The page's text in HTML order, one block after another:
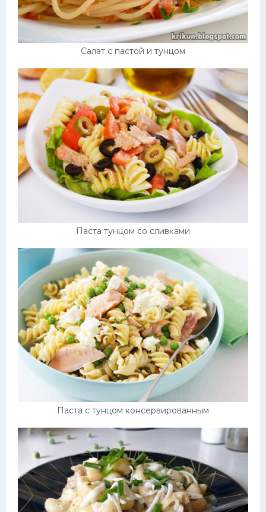
Салат с пастой и тунцом
Паста тунцом со сливками
Паста с тунцом консервированным